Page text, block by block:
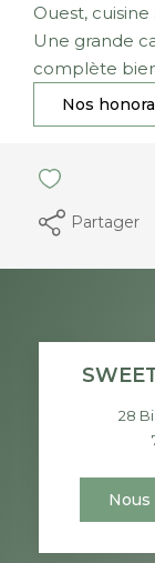
Ouest,
Une grande
complète bien
Nos
Partager
28
Nous